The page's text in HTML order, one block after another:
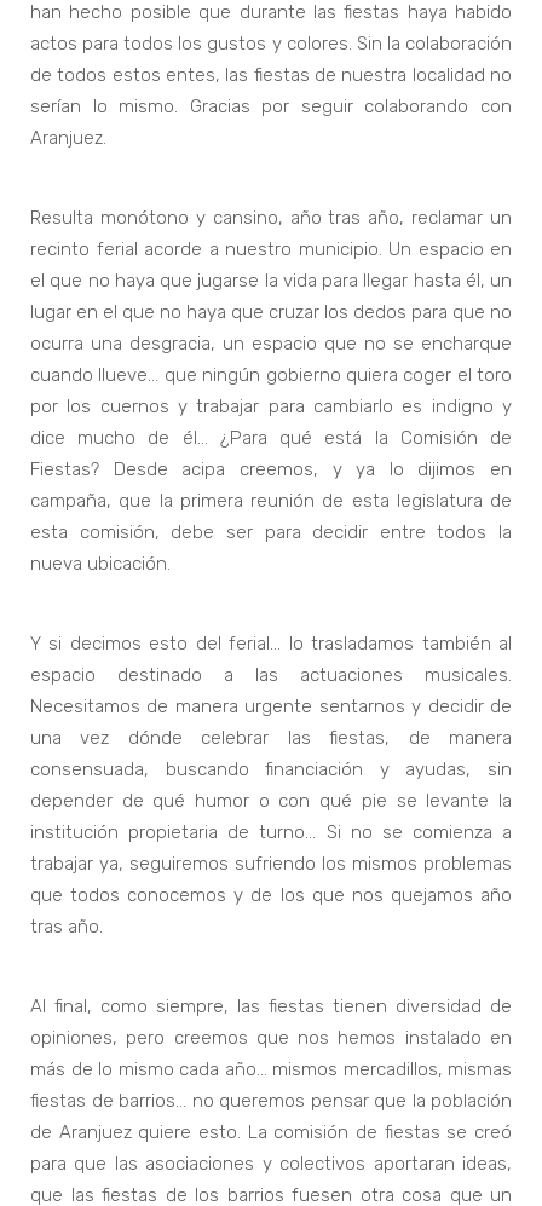
han hecho posible que durante las fiestas haya habido
actos para todos los gustos y colores. Sin la colaboración
de todos estos entes, las fiestas de nuestra localidad no
serían lo mismo. Gracias por seguir colaborando con
Aranjuez.
Resulta monótono y cansino, año tras año, reclamar un
recinto ferial acorde a nuestro municipio. Un espacio en
el que no haya que jugarse la vida para llegar hasta él, un
lugar en el que no haya que cruzar los dedos para que no
ocurra una desgracia, un espacio que no se encharque
cuando llueve… que ningún gobierno quiera coger el toro
por los cuernos y trabajar para cambiarlo es indigno y
dice mucho de él… ¿Para qué está la Comisión de
Fiestas? Desde acipa creemos, y ya lo dijimos en
campaña, que la primera reunión de esta legislatura de
esta comisión, debe ser para decidir entre todos la
nueva ubicación.
Y si decimos esto del ferial… lo trasladamos también al
espacio destinado a las actuaciones musicales.
Necesitamos de manera urgente sentarnos y decidir de
una vez dónde celebrar las fiestas, de manera
consensuada, buscando financiación y ayudas, sin
depender de qué humor o con qué pie se levante la
institución propietaria de turno… Si no se comienza a
trabajar ya, seguiremos sufriendo los mismos problemas
que todos conocemos y de los que nos quejamos año
tras año.
Al final, como siempre, las fiestas tienen diversidad de
opiniones, pero creemos que nos hemos instalado en
más de lo mismo cada año… mismos mercadillos, mismas
fiestas de barrios… no queremos pensar que la población
de Aranjuez quiere esto. La comisión de fiestas se creó
para que las asociaciones y colectivos aportaran ideas,
que las fiestas de los barrios fuesen otra cosa que un